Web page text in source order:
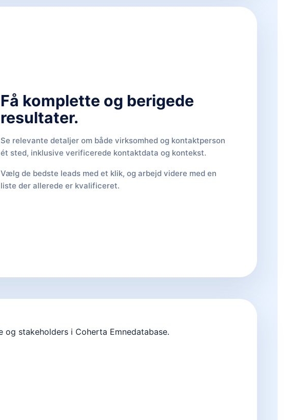
Få komplette og berigede
resultater.
Se relevante detaljer om både virksomhed og kontaktperson
ét sted, inklusive verificerede kontaktdata og kontekst.
Vælg de bedste leads med et klik, og arbejd videre med en
liste der allerede er kvalificeret.